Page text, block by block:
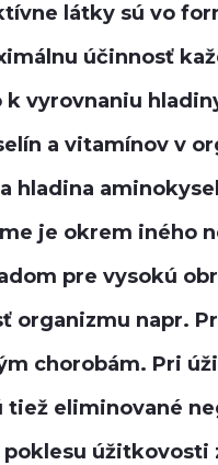
látky sú vo
účinnosť
k vyrovnaniu
a vitamínov v
hladina
je okrem iného
pre vysokú
organizmu napr.
chorobám. Pri
tiež eliminované
úžitkovosti